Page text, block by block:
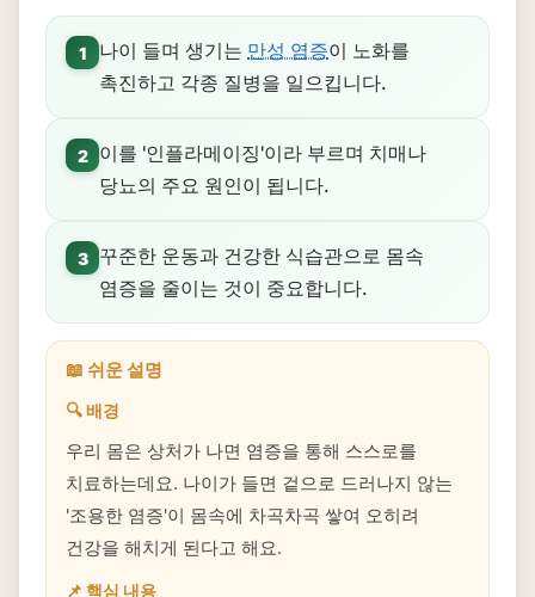
1 나이 들며 생기는 만성 염증이 노화를
촉진하고 각종 질병을 일으킵니다.
2
이를 '인플라메이징'이라 부르며 치매나
당뇨의 주요 원인이 됩니다.
3
꾸준한 운동과 건강한 식습관으로 몸속
염증을 줄이는 것이 중요합니다.
📖 쉬운 설명
🔍 배경
우리 몸은 상처가 나면 염증을 통해 스스로를
치료하는데요. 나이가 들면 겉으로 드러나지 않는
'조용한 염증'이 몸속에 차곡차곡 쌓여 오히려
건강을 해치게 된다고 해요.
📌 핵심 내용